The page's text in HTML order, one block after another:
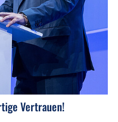
Vertrauen!